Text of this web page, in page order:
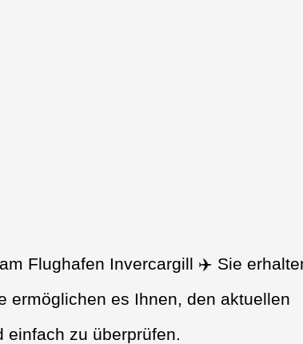
am Flughafen Invercargill ✈️ Sie
ermöglichen es Ihnen, den aktuellen
einfach zu überprüfen.